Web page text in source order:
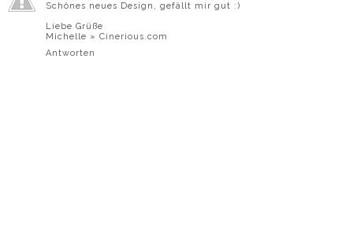
Schönes neues Design, gefällt mir gut :)
Liebe Grüße
Michelle » Cinerious.com
Antworten